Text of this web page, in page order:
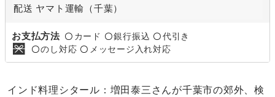
配送 ヤマト運輸（千葉）
お支払方法 〇 カード 〇銀行振込 〇代引き
〇のし対応 〇 メッセージ入れ対応
インド料理シタール：増田泰三さんが千葉市の郊外、検